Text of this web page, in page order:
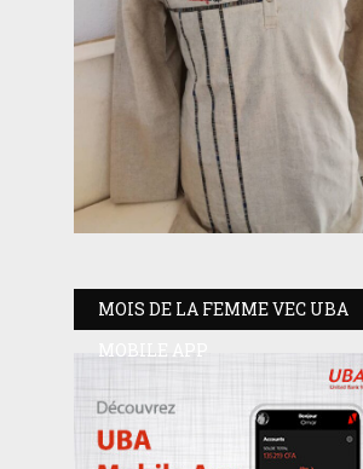
MOIS DE LA FEMME VEC UBA
MOBILE APP